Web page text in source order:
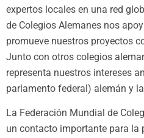
expertos locales en una red
de Colegios Alemanes nos
promueve nuestros proyectos
Junto con otros colegios
representa nuestros intereses
parlamento federal) alemán y
La Federación Mundial de
un contacto importante para